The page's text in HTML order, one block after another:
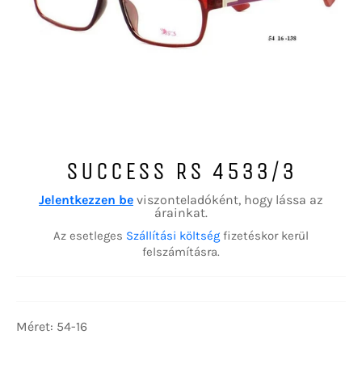
SUCCESS RS 4533/3
Jelentkezzen be viszonteladóként, hogy lássa az
árainkat.
Az esetleges Szállítási költség fizetéskor kerül
felszámításra.
Méret: 54-16